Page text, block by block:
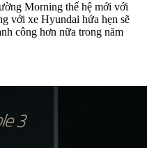
Morning thế hệ mới với
với xe Hyundai hứa hẹn sẽ
công hơn nữa trong năm